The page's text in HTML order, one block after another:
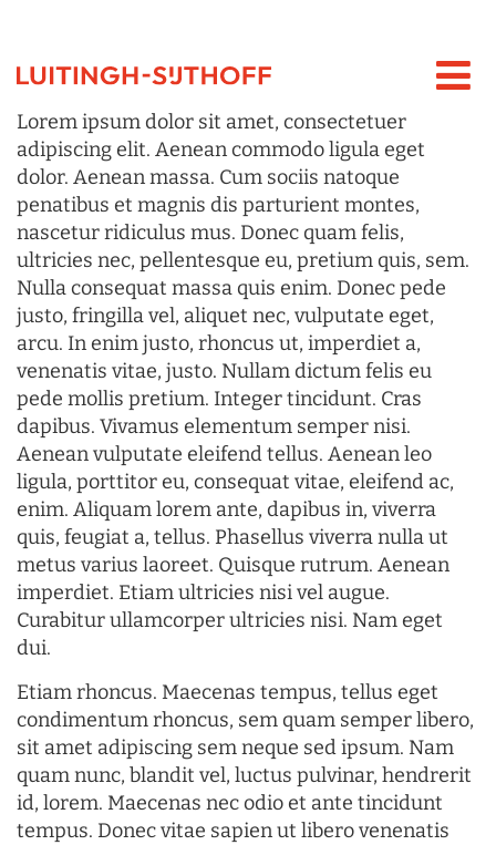
Lorem ipsum dolor sit amet, consectetuer
adipiscing elit. Aenean commodo ligula eget
dolor. Aenean massa. Cum sociis natoque
penatibus et magnis dis parturient montes,
nascetur ridiculus mus. Donec quam felis,
ultricies nec, pellentesque eu, pretium quis, sem.
Nulla consequat massa quis enim. Donec pede
justo, fringilla vel, aliquet nec, vulputate eget,
arcu. In enim justo, rhoncus ut, imperdiet a,
venenatis vitae, justo. Nullam dictum felis eu
pede mollis pretium. Integer tincidunt. Cras
dapibus. Vivamus elementum semper nisi.
Aenean vulputate eleifend tellus. Aenean leo
ligula, porttitor eu, consequat vitae, eleifend ac,
enim. Aliquam lorem ante, dapibus in, viverra
quis, feugiat a, tellus. Phasellus viverra nulla ut
metus varius laoreet. Quisque rutrum. Aenean
imperdiet. Etiam ultricies nisi vel augue.
Curabitur ullamcorper ultricies nisi. Nam eget
dui.
Etiam rhoncus. Maecenas tempus, tellus eget
condimentum rhoncus, sem quam semper libero,
sit amet adipiscing sem neque sed ipsum. Nam
quam nunc, blandit vel, luctus pulvinar, hendrerit
id, lorem. Maecenas nec odio et ante tincidunt
tempus. Donec vitae sapien ut libero venenatis